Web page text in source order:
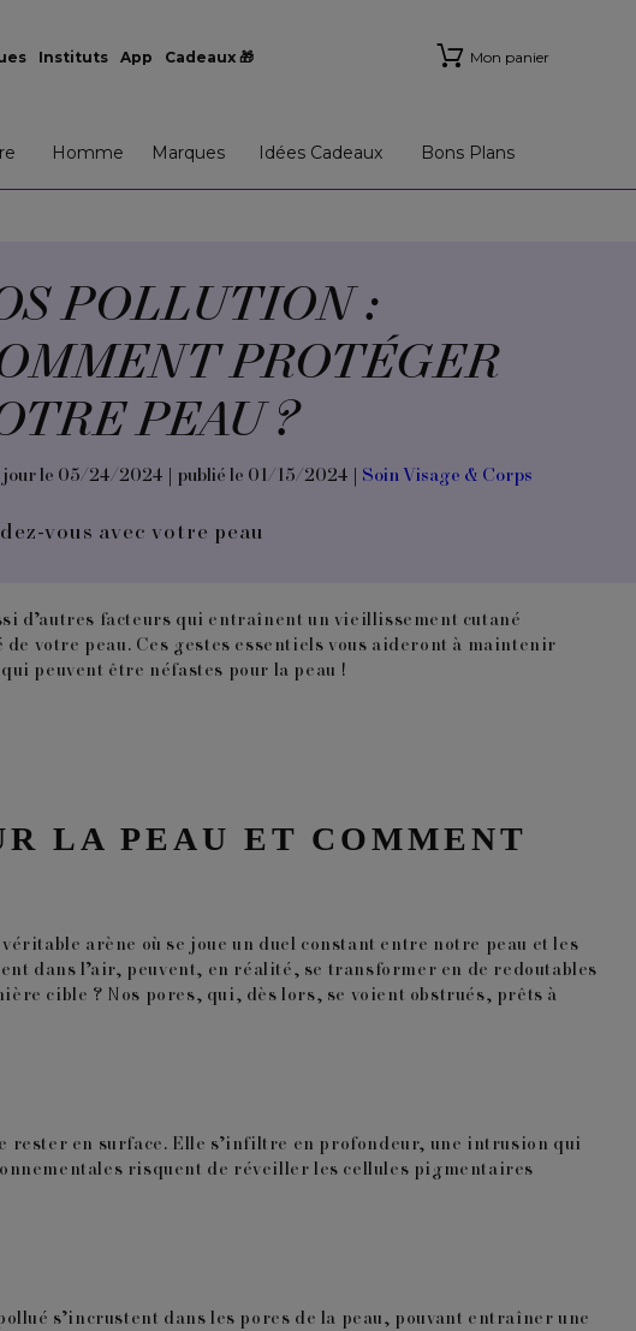
Instituts App Cadeaux 🎁 Mon panier
Homme Marques Idées Cadeaux Bons Plans
POLLUTION :
PROTÉGER
PEAU ?
jour le 05/24/2024 | publié le 01/15/2024 | Soin Visage & Corps
vous avec votre peau
d’autres facteurs qui entraînent un vieillissement cutané
de votre peau. Ces gestes essentiels vous aideront à maintenir
peuvent être néfastes pour la peau !
LA PEAU ET COMMENT
arène où se joue un duel constant entre notre peau et les
dans l’air, peuvent, en réalité, se transformer en de redoutables
cible ? Nos pores, qui, dès lors, se voient obstrués, prêts à
rester en surface. Elle s’infiltre en profondeur, une intrusion qui
risquent de réveiller les cellules pigmentaires
s’incrustent dans les pores de la peau, pouvant entraîner une